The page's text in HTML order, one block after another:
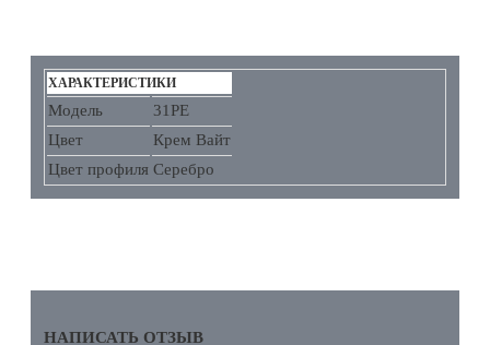
ХАРАКТЕРИСТИКИ
Модель
31PE
Цвет
Крем Вайт
Цвет профиля Серебро
НАПИСАТЬ ОТЗЫВ